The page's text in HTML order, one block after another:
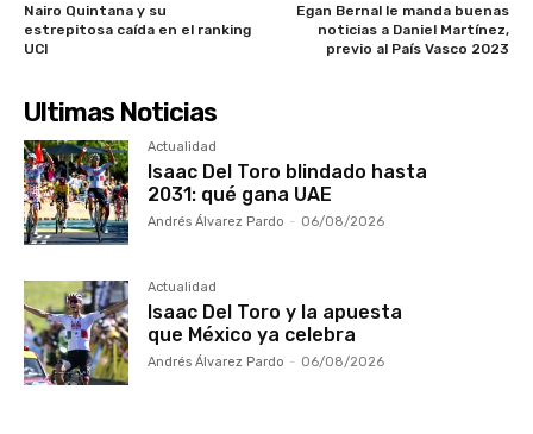
Nairo Quintana y su
estrepitosa caída en el ranking
UCI
Egan Bernal le manda buenas
noticias a Daniel Martínez,
previo al País Vasco 2023
Ultimas Noticias
Actualidad
Isaac Del Toro blindado hasta
2031: qué gana UAE
Andrés Álvarez Pardo - 06/08/2026
Actualidad
Isaac Del Toro y la apuesta
que México ya celebra
Andrés Álvarez Pardo - 06/08/2026